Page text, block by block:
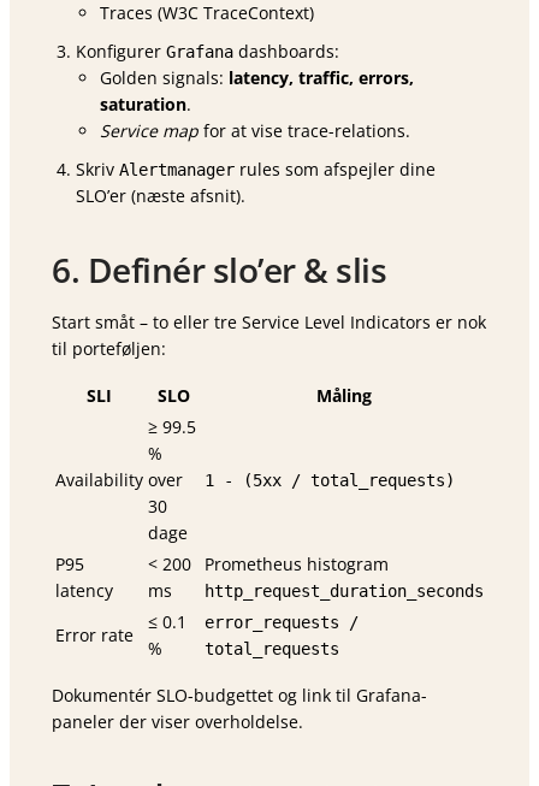
Traces (W3C TraceContext)
Konfigurer Grafana dashboards:
Golden signals: latency, traffic, errors,
saturation.
Service map for at vise trace-relations.
Skriv Alertmanager rules som afspejler dine
SLO’er (næste afsnit).
6. Definér slo’er & slis
Start småt – to eller tre Service Level Indicators er nok
til porteføljen:
SLI SLO Måling
Availability
≥ 99.5
%
over
30
dage
1 - (5xx / total_requests)
P95
latency
< 200
ms
Prometheus histogram
http_request_duration_seconds
Error rate
≤ 0.1
%
error_requests /
total_requests
Dokumentér SLO-budgettet og link til Grafana-
paneler der viser overholdelse.